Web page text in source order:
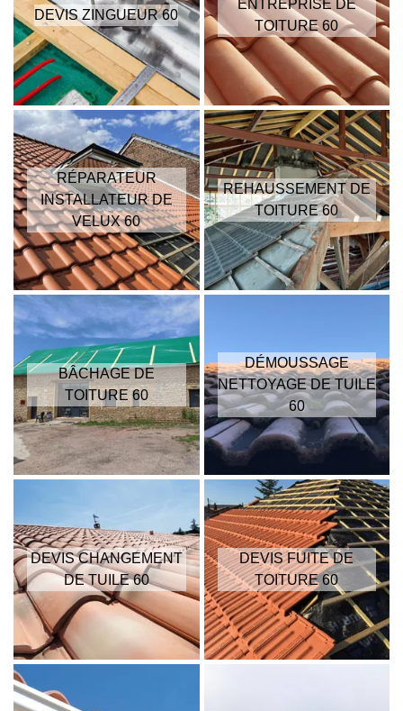
DEVIS ZINGUEUR 60
ENTREPRISE DE
TOITURE 60
RÉPARATEUR
INSTALLATEUR DE
VELUX 60
REHAUSSEMENT DE
TOITURE 60
BÂCHAGE DE
TOITURE 60
DÉMOUSSAGE
NETTOYAGE DE TUILE
60
DEVIS CHANGEMENT
DE TUILE 60
DEVIS FUITE DE
TOITURE 60